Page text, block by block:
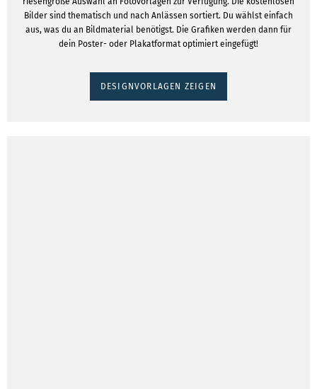
Bilder sind thematisch und nach Anlässen sortiert. Du wählst einfach
aus, was du an Bildmaterial benötigst. Die Grafiken werden dann für
dein Poster- oder Plakatformat optimiert eingefügt!
DESIGNVORLAGEN ZEIGEN